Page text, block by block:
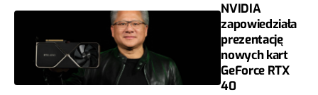
NVIDIA
zapowiedziała
prezentację
nowych kart
GeForce RTX
40